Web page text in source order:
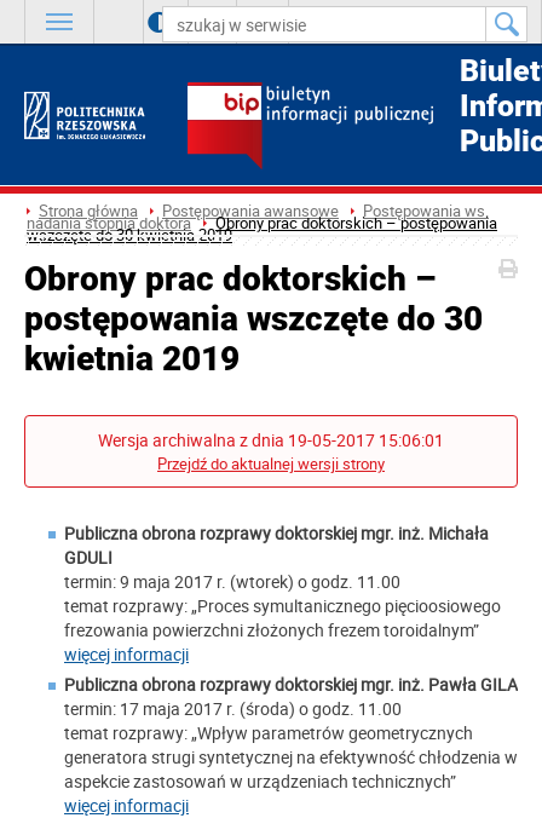
A A A
Strona główna Postępowania awansowe Postępowania ws.
nadania stopnia doktora Obrony prac doktorskich – postępowania
wszczęte do 30 kwietnia 2019
Obrony prac doktorskich –
postępowania wszczęte do 30
kwietnia 2019
Wersja archiwalna z dnia 19-05-2017 15:06:01
Przejdź do aktualnej wersji strony
Publiczna obrona rozprawy doktorskiej mgr. inż. Michała
GDULI
termin: 9 maja 2017 r. (wtorek) o godz. 11.00
temat rozprawy: „Proces symultanicznego pięcioosiowego
frezowania powierzchni złożonych frezem toroidalnym”
więcej informacji
Publiczna obrona rozprawy doktorskiej mgr. inż. Pawła GILA
termin: 17 maja 2017 r. (środa) o godz. 11.00
temat rozprawy: „Wpływ parametrów geometrycznych
generatora strugi syntetycznej na efektywność chłodzenia w
aspekcie zastosowań w urządzeniach technicznych”
więcej informacji